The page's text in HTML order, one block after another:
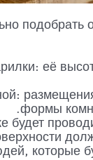
подобрать
её
формы
будет
которые